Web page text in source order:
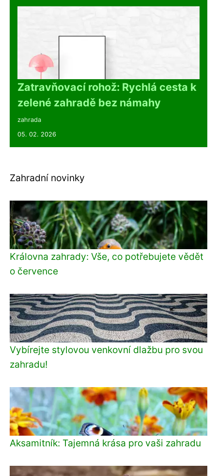
Zatravňovací rohož: Rychlá cesta k
zelené zahradě bez námahy
zahrada
05. 02. 2026
Zahradní novinky
Královna zahrady: Vše, co potřebujete vědět
o července
Vybírejte stylovou venkovní dlažbu pro svou
zahradu!
Aksamitník: Tajemná krása pro vaši zahradu